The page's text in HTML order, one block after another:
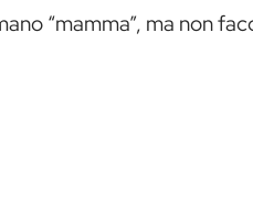
“mamma”, ma non